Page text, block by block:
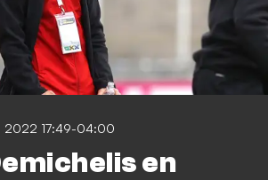
2022 17:49-04:00
en